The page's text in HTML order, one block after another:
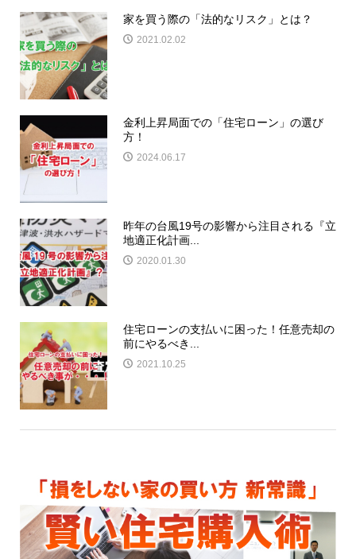
家を買う際の「法的なリスク」とは？
2021.02.02
金利上昇局面での「住宅ローン」の選び
方！
2024.06.17
昨年の台風19号の影響から注目される『立
地適正化計画...
2020.01.30
住宅ローンの支払いに困った！任意売却の
前にやるべき...
2021.10.25